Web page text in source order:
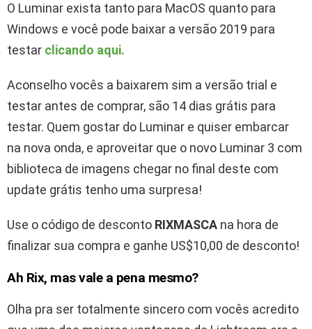
O Luminar exista tanto para MacOS quanto para
Windows e você pode baixar a versão 2019 para
testar clicando aqui.
Aconselho vocês a baixarem sim a versão trial e
testar antes de comprar, são 14 dias grátis para
testar. Quem gostar do Luminar e quiser embarcar
na nova onda, e aproveitar que o novo Luminar 3 com
biblioteca de imagens chegar no final deste com
update grátis tenho uma surpresa!
Use o código de desconto RIXMASCA na hora de
finalizar sua compra e ganhe US$10,00 de desconto!
Ah Rix, mas vale a pena mesmo?
Olha pra ser totalmente sincero com vocês acredito